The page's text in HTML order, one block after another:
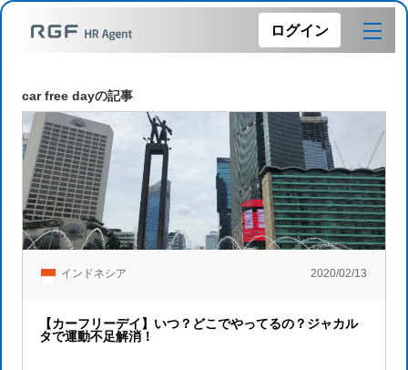
ログイン
car free dayの記事
インドネシア 2020/02/13
【カーフリーデイ】いつ？どこでやってるの？ジャカル
タで運動不足解消！